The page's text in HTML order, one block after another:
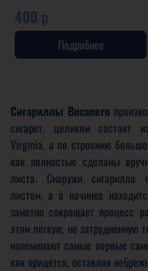
400 р
Подробнее
Сигариллы Bucanero
сигарет, целиком состоят
Virginia, а по строению
как полностью сделаны
листа. Снаружи сигарилла
листом, а в начинке
заметно сокращает процесс
этом легкую, не затрудненную
напоминают самые первые
как придется, оставляя